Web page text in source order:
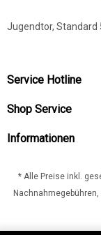
Jugendtor, Standard
Service Hotline
Shop Service
Informationen
* Alle Preise inkl.